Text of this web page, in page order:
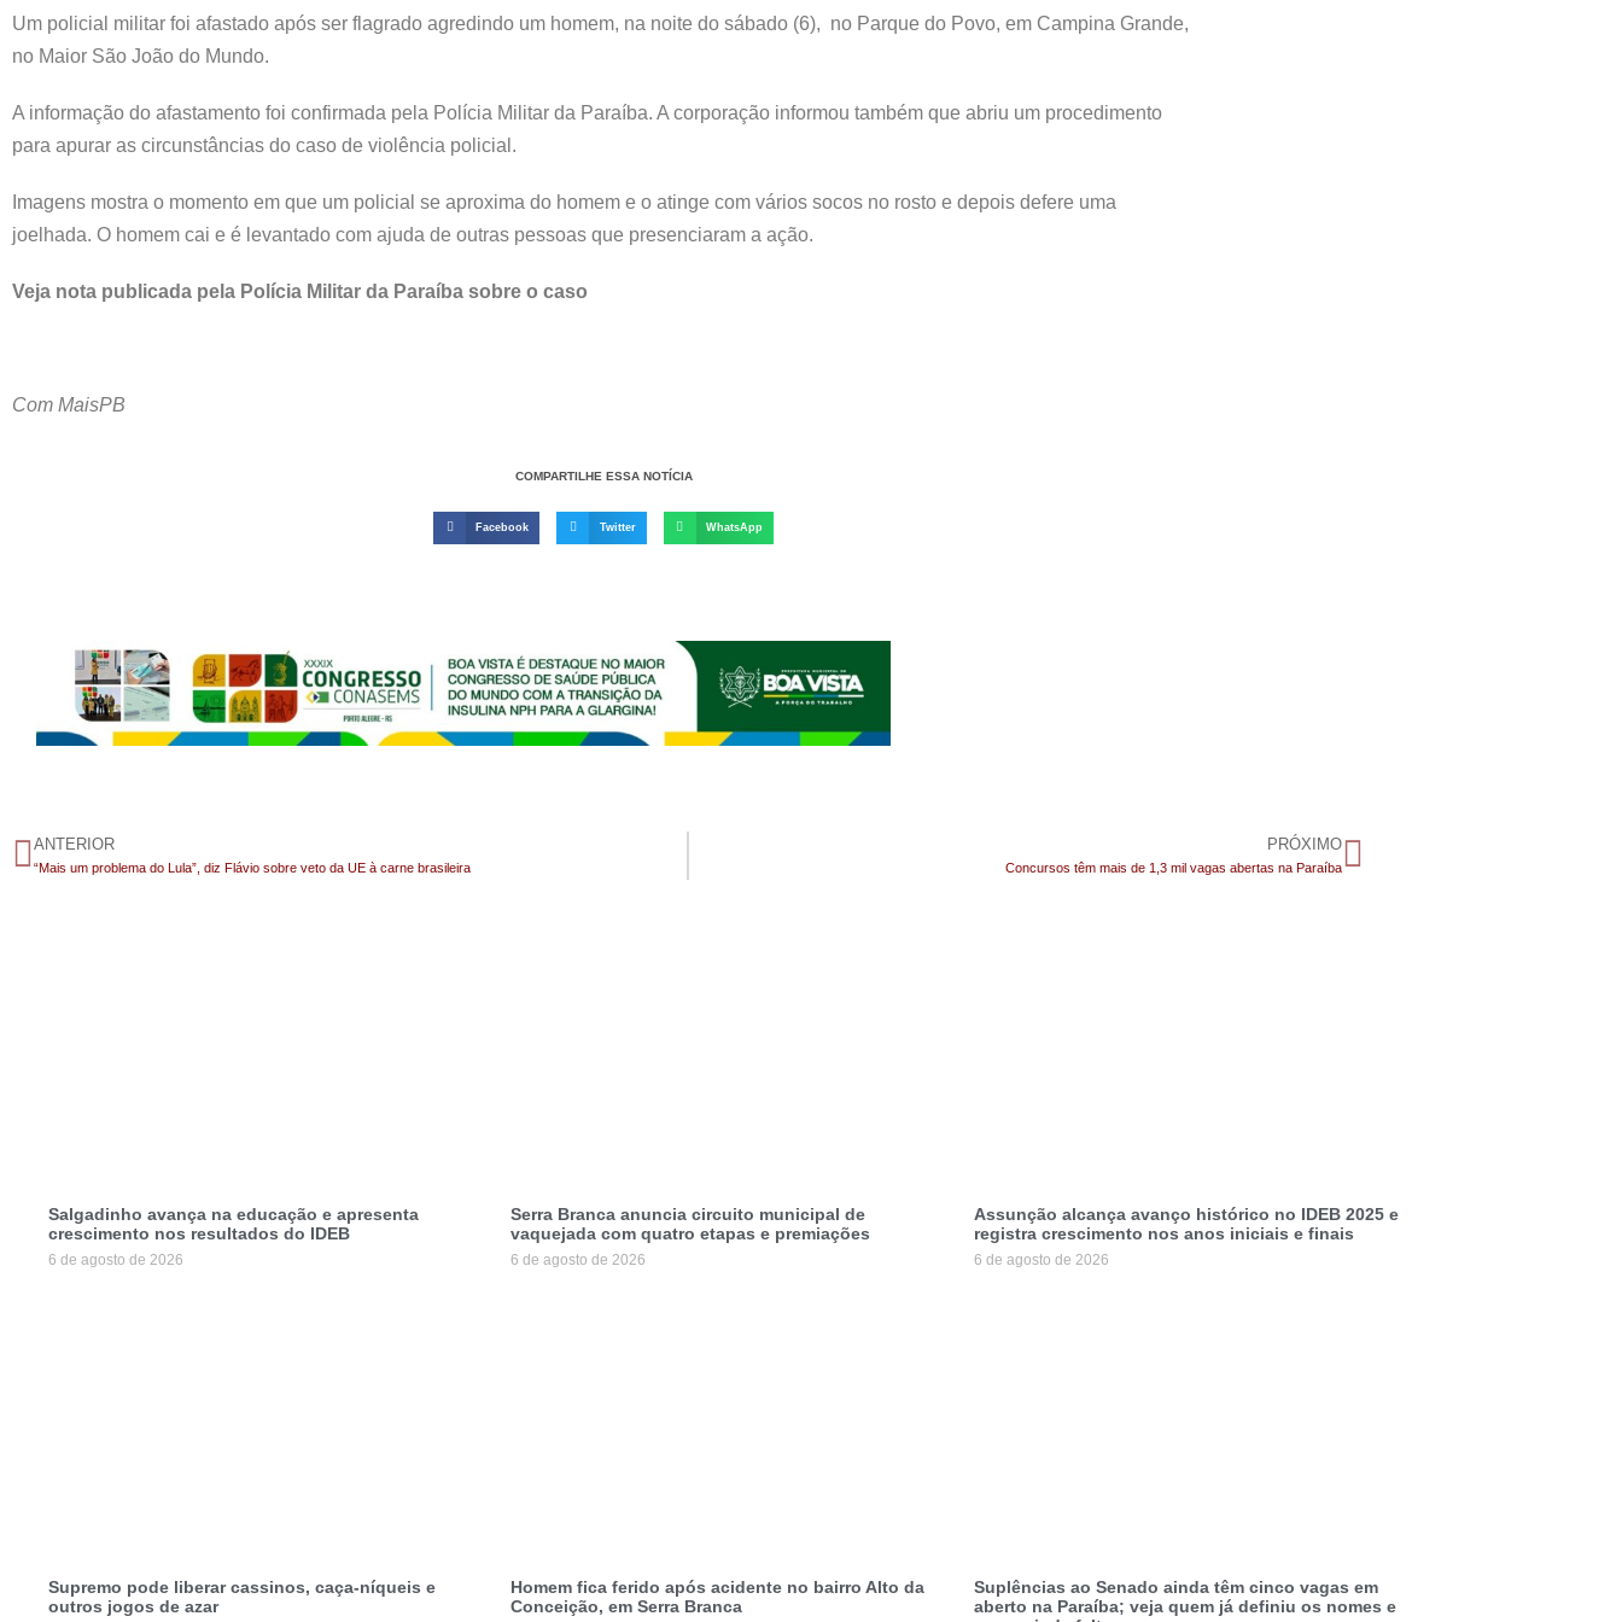
Um policial militar foi afastado após ser flagrado agredindo um homem, na noite do sábado (6), no Parque do Povo, em Campina Grande,
no Maior São João do Mundo.
A informação do afastamento foi confirmada pela Polícia Militar da Paraíba. A corporação informou também que abriu um procedimento
para apurar as circunstâncias do caso de violência policial.
Imagens mostra o momento em que um policial se aproxima do homem e o atinge com vários socos no rosto e depois defere uma
joelhada. O homem cai e é levantado com ajuda de outras pessoas que presenciaram a ação.
Veja nota publicada pela Polícia Militar da Paraíba sobre o caso
Com MaisPB
COMPARTILHE ESSA NOTÍCIA
Facebook Twitter WhatsApp
ANTERIOR
“Mais um problema do Lula”, diz Flávio sobre veto da UE à carne brasileira
PRÓXIMO
Concursos têm mais de 1,3 mil vagas abertas na Paraíba
Salgadinho avança na educação e apresenta
crescimento nos resultados do IDEB
6 de agosto de 2026
Serra Branca anuncia circuito municipal de
vaquejada com quatro etapas e premiações
6 de agosto de 2026
Assunção alcança avanço histórico no IDEB 2025 e
registra crescimento nos anos iniciais e finais
6 de agosto de 2026
Supremo pode liberar cassinos, caça-níqueis e
outros jogos de azar
Homem fica ferido após acidente no bairro Alto da
Conceição, em Serra Branca
Suplências ao Senado ainda têm cinco vagas em
aberto na Paraíba; veja quem já definiu os nomes e